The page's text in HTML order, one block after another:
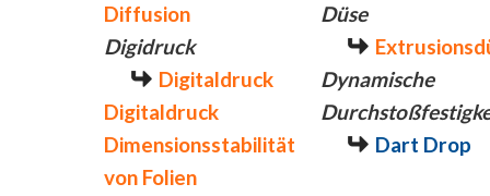
Diffusion
Digidruck
Digitaldruck
Digitaldruck
Dimensionsstabilität
von Folien
Düse
Dynamische
Dart Drop